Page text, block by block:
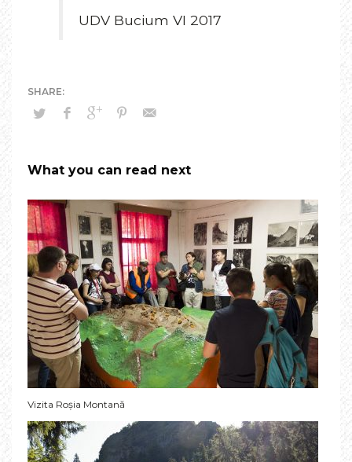
UDV Bucium VI 2017
What you can read next
Vizita Roșia Montană